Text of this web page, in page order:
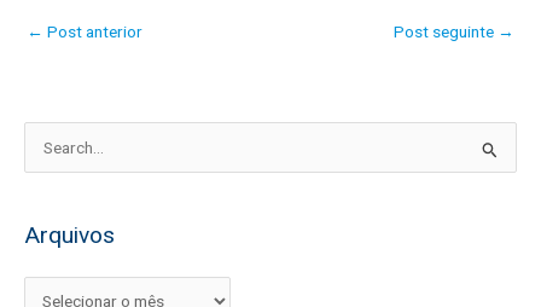
← Post anterior Post seguinte →
u
Arquivos